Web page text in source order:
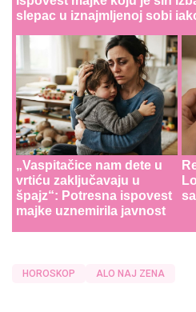
slepac u iznajmljenoj sobi
„Vaspitačice nam dete u
vrtiću zaključavaju u
špajz“: Potresna ispovest
majke uznemirila javnost
HOROSKOP ALO NAJ ZENA